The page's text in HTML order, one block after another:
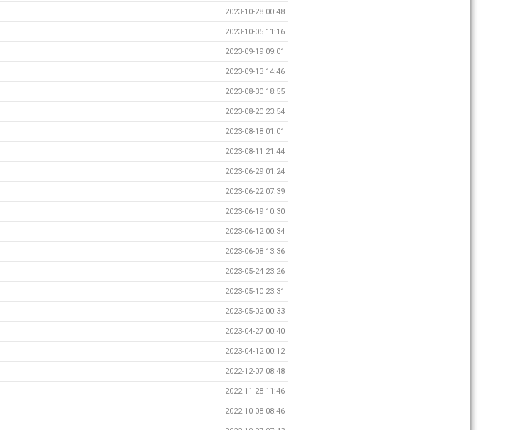
2023-10-28 00:48
2023-10-05 11:16
2023-09-19 09:01
2023-09-13 14:46
2023-08-30 18:55
2023-08-20 23:54
2023-08-18 01:01
2023-08-11 21:44
2023-06-29 01:24
2023-06-22 07:39
2023-06-19 10:30
2023-06-12 00:34
2023-06-08 13:36
2023-05-24 23:26
2023-05-10 23:31
2023-05-02 00:33
2023-04-27 00:40
2023-04-12 00:12
2022-12-07 08:48
2022-11-28 11:46
2022-10-08 08:46